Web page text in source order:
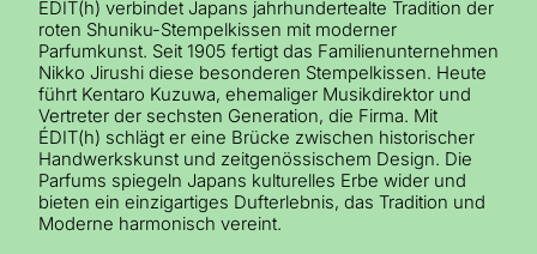
ÉDIT(h) verbindet Japans jahrhundertealte Tradition der
roten Shuniku-Stempelkissen mit moderner
Parfumkunst. Seit 1905 fertigt das Familienunternehmen
Nikko Jirushi diese besonderen Stempelkissen. Heute
führt Kentaro Kuzuwa, ehemaliger Musikdirektor und
Vertreter der sechsten Generation, die Firma. Mit
ÉDIT(h) schlägt er eine Brücke zwischen historischer
Handwerkskunst und zeitgenössischem Design. Die
Parfums spiegeln Japans kulturelles Erbe wider und
bieten ein einzigartiges Dufterlebnis, das Tradition und
Moderne harmonisch vereint.